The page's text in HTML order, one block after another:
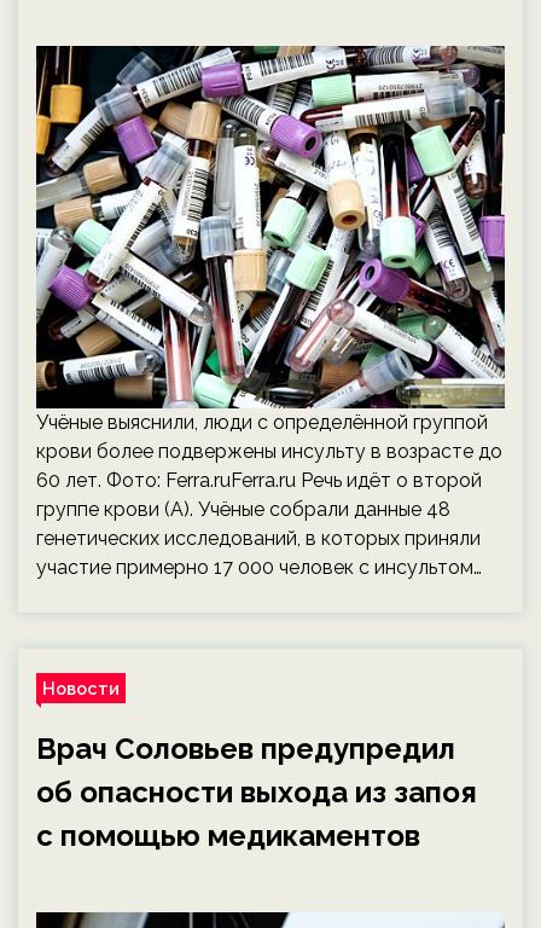
Учёные выяснили, люди с определённой группой
крови более подвержены инсульту в возрасте до
60 лет. Фото: Ferra.ruFerra.ru Речь идёт о второй
группе крови (A). Учёные собрали данные 48
генетических исследований, в которых приняли
участие примерно 17 000 человек с инсультом…
Новости
Врач Соловьев предупредил
об опасности выхода из запоя
с помощью медикаментов